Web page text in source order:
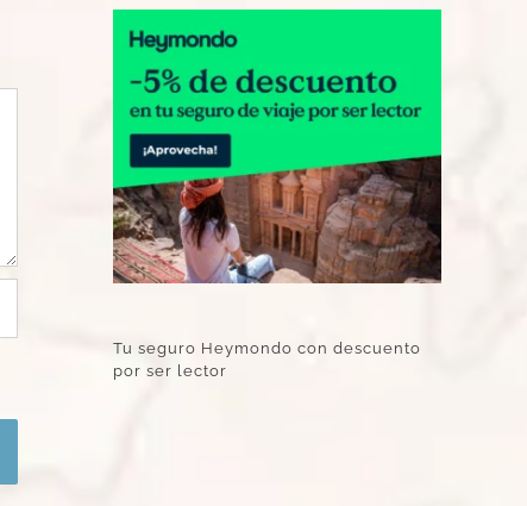
Tu seguro Heymondo con descuento
por ser lector